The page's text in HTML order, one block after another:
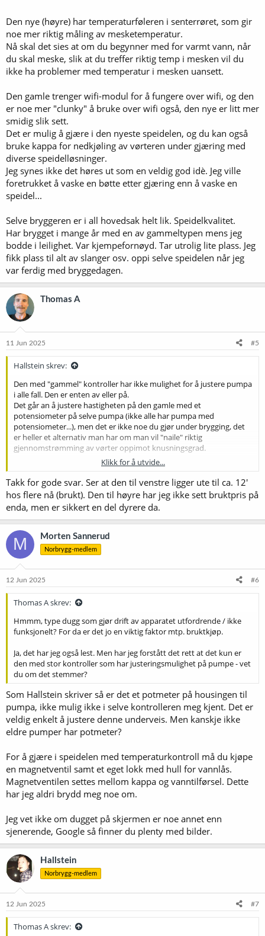
Den nye (høyre) har temperaturføleren i senterrøret, som gir
noe mer riktig måling av mesketemperatur.
Nå skal det sies at om du begynner med for varmt vann, når
du skal meske, slik at du treffer riktig temp i mesken vil du
ikke ha problemer med temperatur i mesken uansett.
Den gamle trenger wifi-modul for å fungere over wifi, og den
er noe mer "clunky" å bruke over wifi også, den nye er litt mer
smidig slik sett.
Det er mulig å gjære i den nyeste speidelen, og du kan også
bruke kappa for nedkjøling av vørteren under gjæring med
diverse speidelløsninger.
Jeg synes ikke det høres ut som en veldig god idè. Jeg ville
foretrukket å vaske en bøtte etter gjæring enn å vaske en
speidel...
Selve bryggeren er i all hovedsak helt lik. Speidelkvalitet.
Har brygget i mange år med en av gammeltypen mens jeg
bodde i leilighet. Var kjempefornøyd. Tar utrolig lite plass. Jeg
fikk plass til alt av slanger osv. oppi selve speidelen når jeg
var ferdig med bryggedagen.
Thomas A
11 Jun 2025 #5
Hallstein skrev:
Den med "gammel" kontroller har ikke mulighet for å justere pumpa
i alle fall. Den er enten av eller på.
Det går an å justere hastigheten på den gamle med et
potensiometer på selve pumpa (ikke alle har pumpa med
potensiometer...), men det er ikke noe du gjør under brygging, det
er heller et alternativ man har om man vil "naile" riktig
gjennomstrømming av vørter oppimot knusningsgrad.
Den gamle til venstre, den nye til høyre.
Vis vedlegget 72950 Vis vedlegget 72951
Den nye (høyre) har temperaturføleren i senterrøret, som gir noe
mer riktig måling av mesketemperatur.
Nå skal det sies at om du begynner med for varmt vann, når du skal
meske, slik at du treffer riktig temp i mesken vil du ikke ha
problemer med temperatur i mesken uansett.
mer "clunky" å bruke over wifi også, den nye er litt mer smidig slik
Det er mulig å gjære i den nyeste speidelen, og du kan også bruke
kappa for nedkjøling av vørteren under gjæring med diverse
speidelløsninger.
Jeg synes ikke det høres ut som en veldig god idè. Jeg ville
foretrukket å vaske en bøtte etter gjæring enn å vaske en speidel...
Selve bryggeren er i all hovedsak helt lik. Speidelkvalitet.
Har brygget i mange år med en av gammeltypen mens jeg bodde i
av slanger osv. oppi selve speidelen når jeg var ferdig med
bryggedagen.
Klikk for å utvide...
Takk for gode svar. Ser at den til venstre ligger ute til ca. 12'
hos flere nå (brukt). Den til høyre har jeg ikke sett bruktpris på
enda, men er sikkert en del dyrere da.
M Morten Sannerud
Norbrygg-medlem
12 Jun 2025 #6
Thomas A skrev:
Hmmm, type dugg som gjør drift av apparatet utfordrende / ikke
funksjonelt? For da er det jo en viktig faktor mtp. bruktkjøp.
Ja, det har jeg også lest. Men har jeg forstått det rett at det kun er
den med stor kontroller som har justeringsmulighet på pumpe - vet
du om det stemmer?
Som Hallstein skriver så er det et potmeter på housingen til
pumpa, ikke mulig ikke i selve kontrolleren meg kjent. Det er
veldig enkelt å justere denne underveis. Men kanskje ikke
eldre pumper har potmeter?
For å gjære i speidelen med temperaturkontroll må du kjøpe
en magnetventil samt et eget lokk med hull for vannlås.
Magnetventilen settes mellom kappa og vanntilførsel. Dette
har jeg aldri brydd meg noe om.
Jeg vet ikke om dugget på skjermen er noe annet enn
sjenerende, Google så finner du plenty med bilder.
Hallstein
Norbrygg-medlem
12 Jun 2025 #7
Thomas A skrev: